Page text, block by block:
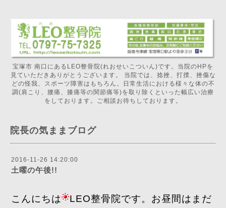
宝塚市 南口にあるLEO整骨院(れおせいこついん)です。当院のHPを
見ていただきありがとうございます。 当院では、捻挫、打撲、挫傷な
どの怪我、スポーツ障害はもちろん。日常生活における様々な体の不
調(肩こり、腰痛、膝痛等の関節痛等)を取り除くといった幅広い治療
をしております。ご相談お待ちしております。
院長の気ままブログ
2016-11-26 14:20:00
土曜の午後!!
こんにちは
LEO整骨院です。お昼間はまだ